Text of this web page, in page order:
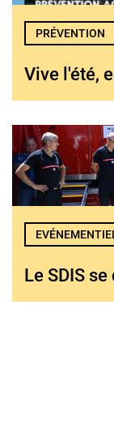
PRÉVENTION
Vive l'été,
Le SDIS